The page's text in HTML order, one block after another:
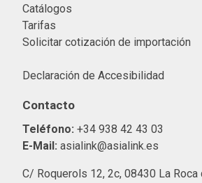
Catálogos
Tarifas
Solicitar cotización de importación
Declaración de Accesibilidad
Contacto
Teléfono: +34 938 42 43 03
E-Mail: asialink@asialink.es
C/ Roquerols 12, 2c, 08430 La Roca